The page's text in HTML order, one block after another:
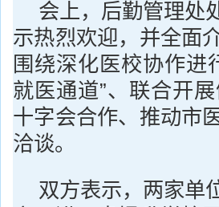
会上，后勤管理处
示热烈欢迎，并全面
围绕深化医校协作进
就医通道”、联合开
十字会合作、推动市
洽谈。
双方表示，两家单